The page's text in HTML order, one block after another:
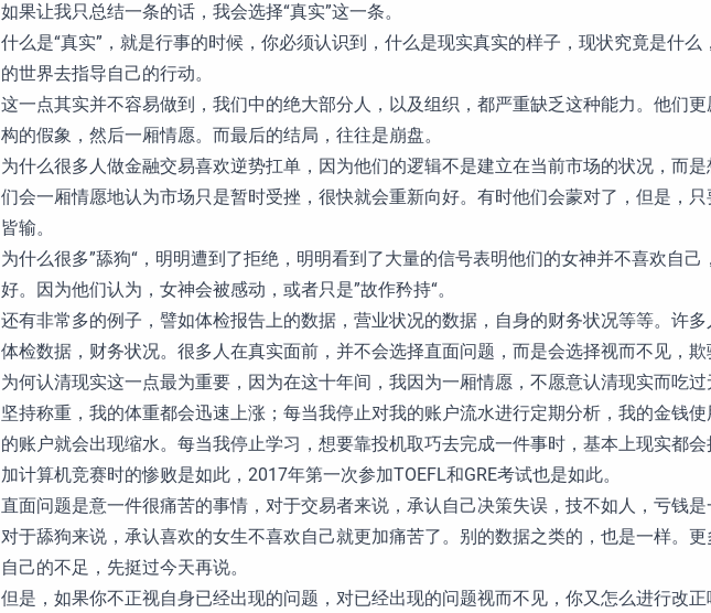
如果让我只总结一条的话，我会选择“真实”这一条。
什么是“真实”，就是行事的时候，你必须认识到，什么是现实真实的样子，现状究竟是什么
的世界去指导自己的行动。
这一点其实并不容易做到，我们中的绝大部分人，以及组织，都严重缺乏这种能力。他们
构的假象，然后一厢情愿。而最后的结局，往往是崩盘。
为什么很多人做金融交易喜欢逆势扛单，因为他们的逻辑不是建立在当前市场的状况，而
们会一厢情愿地认为市场只是暂时受挫，很快就会重新向好。有时他们会蒙对了，但是，
皆输。
为什么很多”舔狗“，明明遭到了拒绝，明明看到了大量的信号表明他们的女神并不喜欢自己
好。因为他们认为，女神会被感动，或者只是”故作矜持“。
还有非常多的例子，譬如体检报告上的数据，营业状况的数据，自身的财务状况等等。许
体检数据，财务状况。很多人在真实面前，并不会选择直面问题，而是会选择视而不见，欺
为何认清现实这一点最为重要，因为在这十年间，我因为一厢情愿，不愿意认清现实而吃
坚持称重，我的体重都会迅速上涨；每当我停止对我的账户流水进行定期分析，我的金钱
的账户就会出现缩水。每当我停止学习，想要靠投机取巧去完成一件事时，基本上现实都
加计算机竞赛时的惨败是如此，2017年第一次参加TOEFL和GRE考试也是如此。
直面问题是意一件很痛苦的事情，对于交易者来说，承认自己决策失误，技不如人，亏钱是
对于舔狗来说，承认喜欢的女生不喜欢自己就更加痛苦了。别的数据之类的，也是一样。
自己的不足，先挺过今天再说。
但是，如果你不正视自身已经出现的问题，对已经出现的问题视而不见，你又怎么进行改